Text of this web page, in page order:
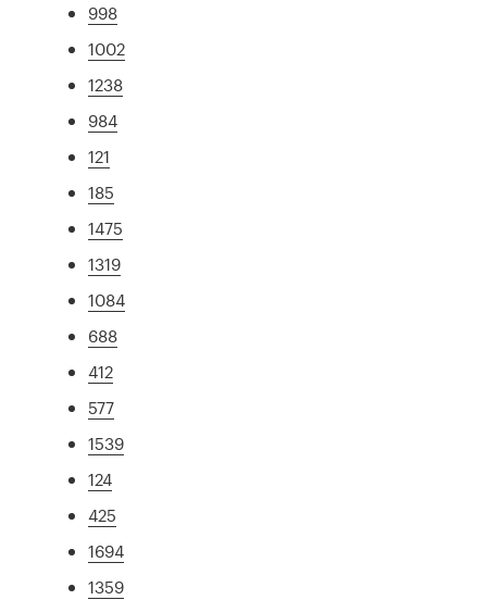
998
1002
1238
984
121
185
1475
1319
1084
688
412
577
1539
124
425
1694
1359